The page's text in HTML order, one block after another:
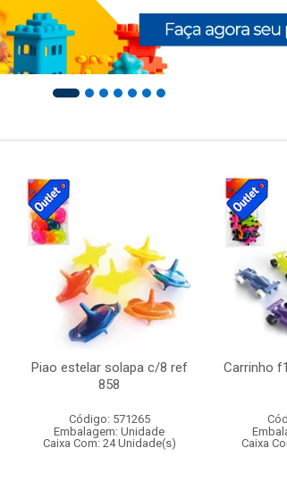
Piao estelar solapa c/8 ref
858
Código: 571265
Embalagem: Unidade
Caixa Com: 24 Unidade(s)
Carrinho
Caixa